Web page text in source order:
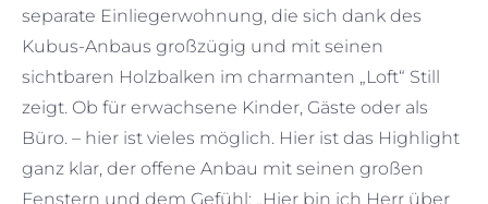
separate Einliegerwohnung, die sich dank des
Kubus-Anbaus großzügig und mit seinen
sichtbaren Holzbalken im charmanten „Loft“ Still
zeigt. Ob für erwachsene Kinder, Gäste oder als
Büro. – hier ist vieles möglich. Hier ist das Highlight
ganz klar, der offene Anbau mit seinen großen
Fenstern und dem Gefühl: „Hier bin ich Herr über